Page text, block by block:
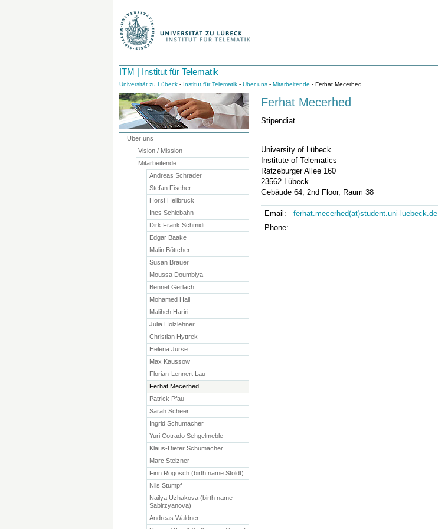
ITM | Institut für Telematik
Universität zu Lübeck - Institut für Telematik - Über uns - Mitarbeitende - Ferhat Mecerhed
Ferhat Mecerhed
Stipendiat
University of Lübeck
Institute of Telematics
Ratzeburger Allee 160
23562 Lübeck
Gebäude 64, 2nd Floor, Raum 38
Email:
ferhat.mecerhed(at)student.uni-luebeck.de
Phone:
Über uns
Vision / Mission
Mitarbeitende
Andreas Schrader
Stefan Fischer
Horst Hellbrück
Ines Schiebahn
Dirk Frank Schmidt
Edgar Baake
Malin Böttcher
Susan Brauer
Moussa Doumbiya
Bennet Gerlach
Mohamed Hail
Maliheh Hariri
Julia Holzlehner
Christian Hyttrek
Helena Jurse
Max Kaussow
Florian-Lennert Lau
Ferhat Mecerhed
Patrick Pfau
Sarah Scheer
Ingrid Schumacher
Yuri Cotrado Sehgelmeble
Klaus-Dieter Schumacher
Marc Stelzner
Finn Rogosch (birth name Stoldt)
Nils Stumpf
Nailya Uzhakova (birth name
Sabirzyanova)
Andreas Waldner